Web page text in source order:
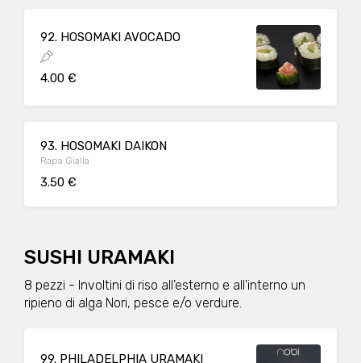
92. HOSOMAKI AVOCADO
4.00 €
93. HOSOMAKI DAIKON
Rapa Gialla
3.50 €
SUSHI URAMAKI
8 pezzi - Involtini di riso all'esterno e all'interno un
ripieno di alga Nori, pesce e/o verdure.
99. PHILADELPHIA URAMAKI